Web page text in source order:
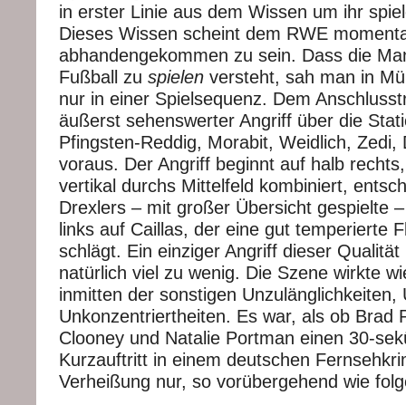
in erster Linie aus dem Wissen um ihr
Dieses Wissen scheint dem RWE
abhandengekommen zu sein. Dass die
Fußball zu spielen versteht, sah man in
nur in einer Spielsequenz. Dem
äußerst sehenswerter Angriff über die
Pfingsten-Reddig, Morabit, Weidlich, Zedi,
voraus. Der Angriff beginnt auf halb
vertikal durchs Mittelfeld kombiniert,
Drexlers – mit großer Übersicht gespielte
links auf Caillas, der eine gut temperierte
schlägt. Ein einziger Angriff dieser
natürlich viel zu wenig. Die Szene wirkte
inmitten der sonstigen Unzulänglichkeiten,
Unkonzentriertheiten. Es war, als ob Brad
Clooney und Natalie Portman einen 30-
Kurzauftritt in einem deutschen
Verheißung nur, so vorübergehend wie